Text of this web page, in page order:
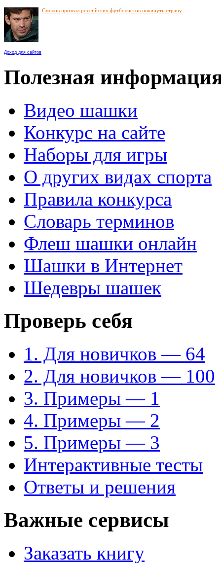
Смолов призвал российских футболистов покинуть страну
Доход для сайтов
Полезная
Видео шашки
Конкурс на сайте
Наборы для игры
О других видах спорта
Правила конкурса
Словарь терминов
Флеш шашки онлайн
Шашки в Интернет
Шедевры шашек
Проверь себя
1. Для новичков — 64
2. Для новичков — 100
3. Примеры — 1
4. Примеры — 2
5. Примеры — 3
Интерактивные тесты
Ответы и решения
Важные сервисы
Заказать книгу